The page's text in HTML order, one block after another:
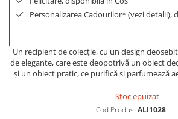
Personalizarea Cadourilor* (vezi detalii),
Un recipient de colecție, cu un design
de elegante, care este deopotrivă un obiect
și un obiect pratic, ce purifică si parfumează
Stoc epuizat
Cod Produs: ALI1028